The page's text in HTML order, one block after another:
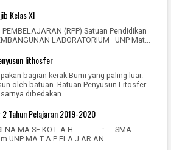
Kelas XI
(RPP) Satuan Pendidikan
LABORATORIUM UNP Mat...
lithosfer
bagian kerak Bumi yang paling luar.
oleh batuan. Batuan Penyusun Litosfer
dibedakan ...
Tahun Pelajaran 2019-2020
SI NA MA SE KO L A H : SMA
UNP MA T A P ELA J AR AN ...